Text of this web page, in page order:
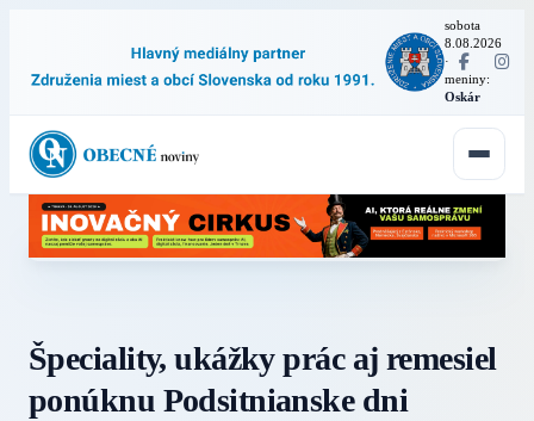
sobota
8.08.2026
·
meniny:
Oskár
Špeciality, ukážky prác aj remesiel
ponúknu Podsitnianske dni